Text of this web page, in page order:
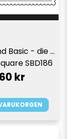
Basic - die -
SBD186
kr